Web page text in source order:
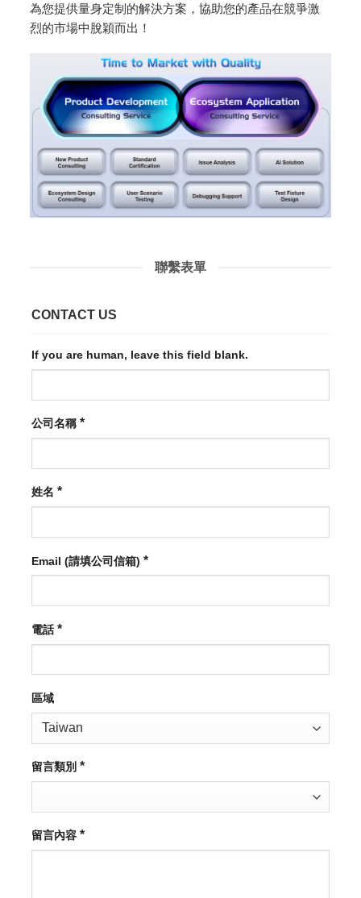
為您提供量身定制的解決方案，協助您的產品在競爭激
烈的市場中脫穎而出！
聯繫表單
CONTACT US
If you are human, leave this field blank.
公司名稱*
姓名*
Email (請填公司信箱)*
電話*
區域
留言類別*
留言內容*